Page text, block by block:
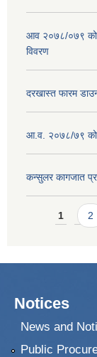
आव २०७८/०७९ को
विवरण
दरखास्त फारम
आ.व. २०७८/७९ को
कन्सुलर कागजात
Pages
1 2
Notices
News and
Public